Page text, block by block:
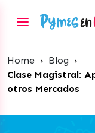
Home › Blog ›
Clase Magistral:
otros Mercados